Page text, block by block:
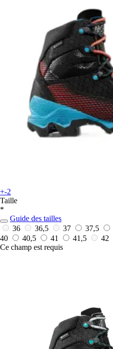
+-2
Taille
*
Guide des tailles
36
36,5 37 37,5
40
40,5 41 41,5
42
Ce champ est requis